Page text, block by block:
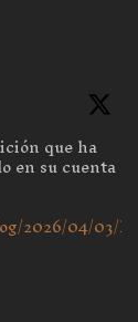
que ha
en su cuenta
2026/04/03/